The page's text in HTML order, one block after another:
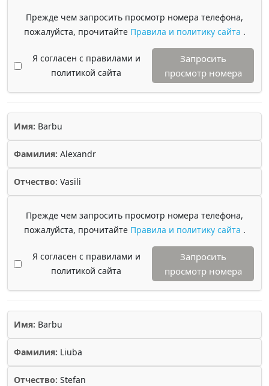
Прежде чем запросить просмотр номера телефона,
пожалуйста, прочитайте Правила и политику сайта .
Я согласен с правилами и
политикой сайта
Запросить
просмотр номера
Имя: Barbu
Фамилия: Alexandr
Отчество: Vasili
Прежде чем запросить просмотр номера телефона,
пожалуйста, прочитайте Правила и политику сайта .
Я согласен с правилами и
политикой сайта
Запросить
просмотр номера
Имя: Barbu
Фамилия: Liuba
Отчество: Stefan